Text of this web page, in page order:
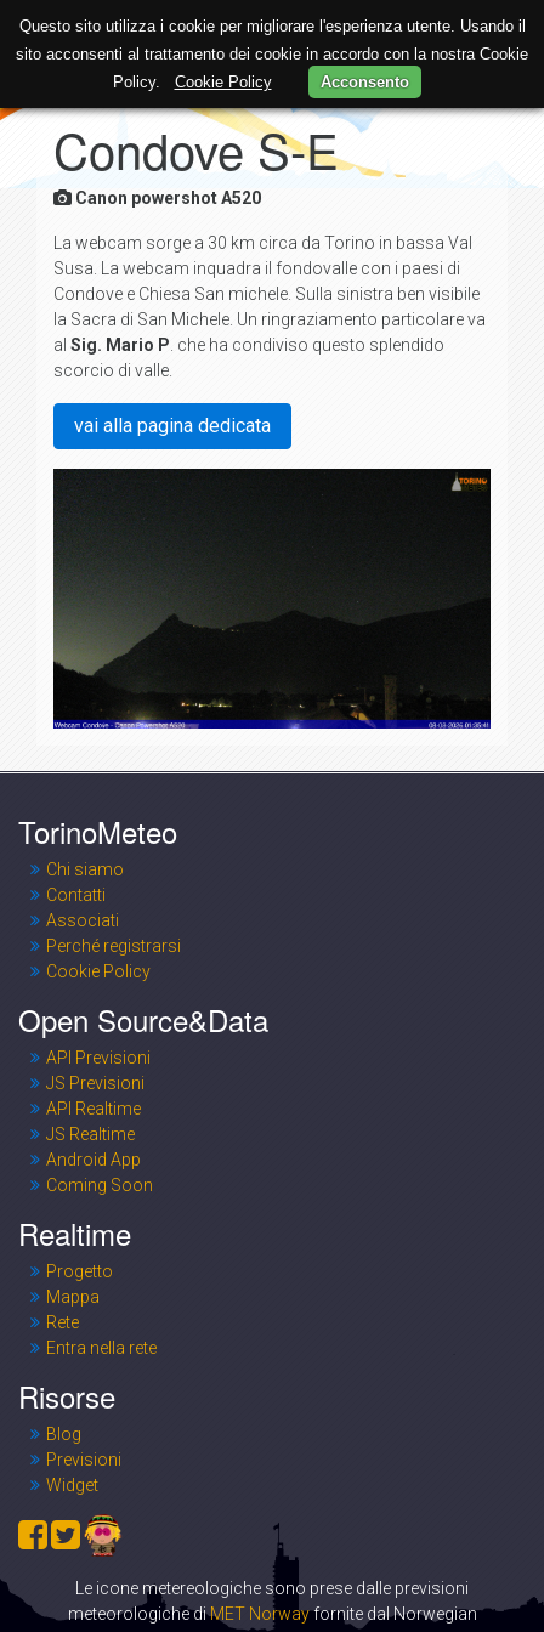
Condove S-E
Canon powershot A520
La webcam sorge a 30 km circa da Torino in bassa Val
Susa. La webcam inquadra il fondovalle con i paesi di
Condove e Chiesa San michele. Sulla sinistra ben visibile
la Sacra di San Michele. Un ringraziamento particolare va
al Sig. Mario P . che ha condiviso questo splendido
scorcio di valle.
vai alla pagina dedicata
TorinoMeteo
Chi siamo
Contatti
Associati
Perché registrarsi
Cookie Policy
Open Source&Data
API Previsioni
JS Previsioni
API Realtime
JS Realtime
Android App
Coming Soon
Realtime
Progetto
Mappa
Rete
Entra nella rete
Risorse
Blog
Previsioni
Widget
Le icone metereologiche sono prese dalle previsioni
meteorologiche diMET Norwayfornite dal Norwegian
Questo sito utilizza i cookie per migliorare l'esperienza utente. Usando il
sito acconsenti al trattamento dei cookie in accordo con la nostra Cookie
Policy. Cookie Policy Acconsento